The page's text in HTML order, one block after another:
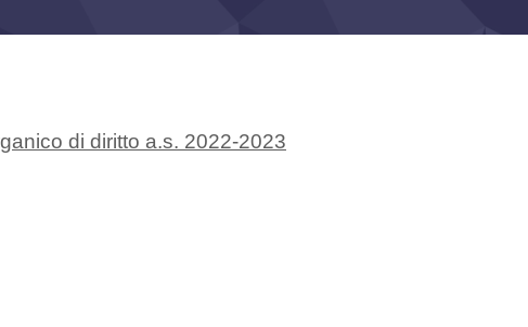
di diritto a.s. 2022-2023